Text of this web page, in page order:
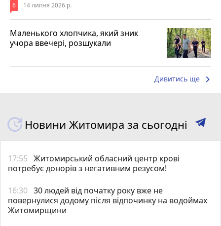
6 14 липня 2026 р.
Маленького хлопчика, який зник
учора ввечері, розшукали
Дивитись ще keyboard_arrow_right
Новини Житомира за сьогодні
17:55 Житомирський обласний центр крові
потребує донорів з негативним резусом!
16:30 30 людей від початку року вже не
повернулися додому після відпочинку на водоймах
Житомирщини